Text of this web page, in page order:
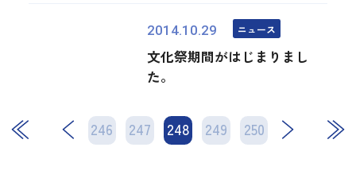
2014.10.29 ニュース
文化祭期間がはじまりまし
た。
246 247 248 249 250
次 最後